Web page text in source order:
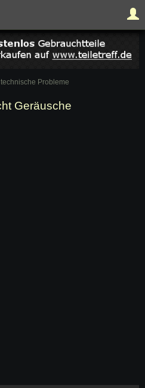
technische Probleme
Geräusche